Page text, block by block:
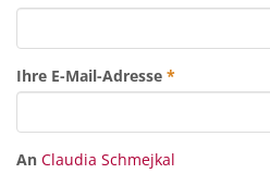
Ihre E-Mail-Adresse *
An Claudia Schmejkal